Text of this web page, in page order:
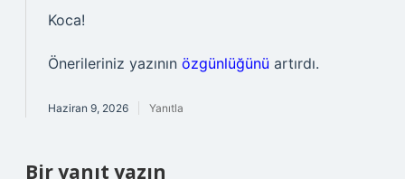
Koca!
Önerileriniz yazının özgünlüğünü artırdı.
Haziran 9, 2026 Yanıtla
Bir yanıt yazın